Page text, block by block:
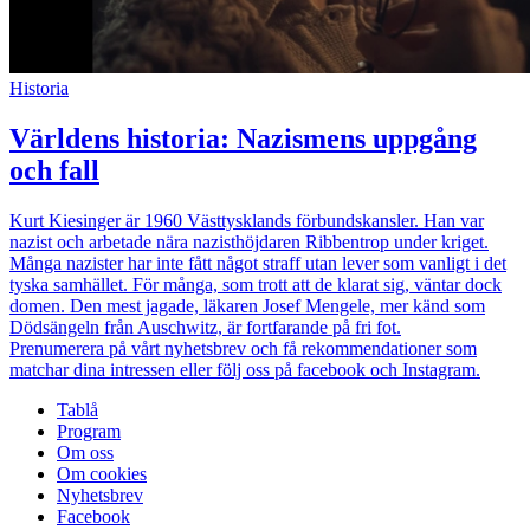
Historia
Världens historia: Nazismens uppgång
och fall
Kurt Kiesinger är 1960 Västtysklands förbundskansler. Han var
nazist och arbetade nära nazisthöjdaren Ribbentrop under kriget.
Många nazister har inte fått något straff utan lever som vanligt i det
tyska samhället. För många, som trott att de klarat sig, väntar dock
domen. Den mest jagade, läkaren Josef Mengele, mer känd som
Dödsängeln från Auschwitz, är fortfarande på fri fot.
Prenumerera på vårt nyhetsbrev och få rekommendationer som
matchar dina intressen eller följ oss på facebook och Instagram.
Tablå
Program
Om oss
Om cookies
Nyhetsbrev
Facebook